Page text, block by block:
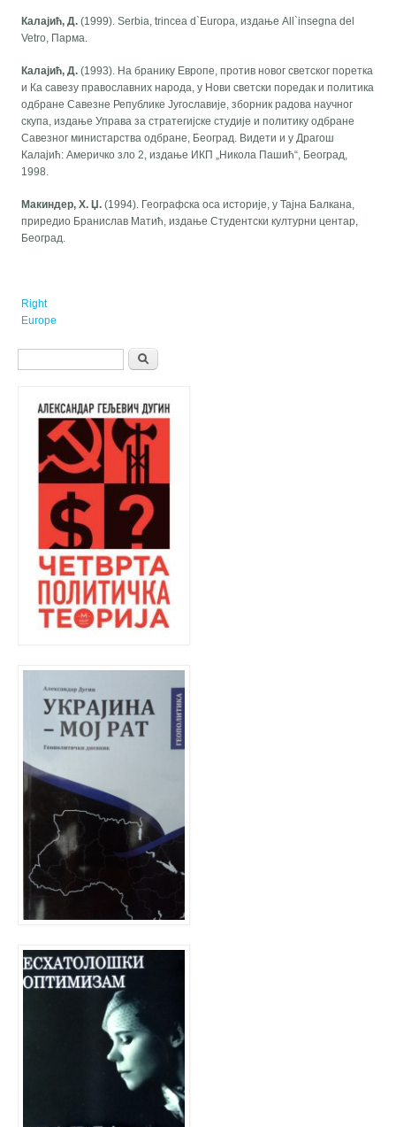
Калајић, Д. (1999). Serbia, trincea d`Europa, издање All`insegna del
Vetro, Парма.
Калајић, Д. (1993). На бранику Европе, против новог светског поретка
и Ка савезу православних народа, у Нови светски поредак и политика
одбране Савезне Републике Југославије, зборник радова научног
скупа, издање Управа за стратегијске студије и политику одбране
Савезног министарства одбране, Београд. Видети и у Драгош
Калајић: Америчко зло 2, издање ИКП „Никола Пашић“, Београд,
1998.
Макиндер, Х. Џ. (1994). Географска оса историје, у Тајна Балкана,
приредио Бранислав Матић, издање Студентски културни центар,
Београд.
Right
Europe